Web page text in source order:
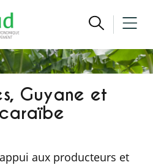
Guyane et
aux producteurs et